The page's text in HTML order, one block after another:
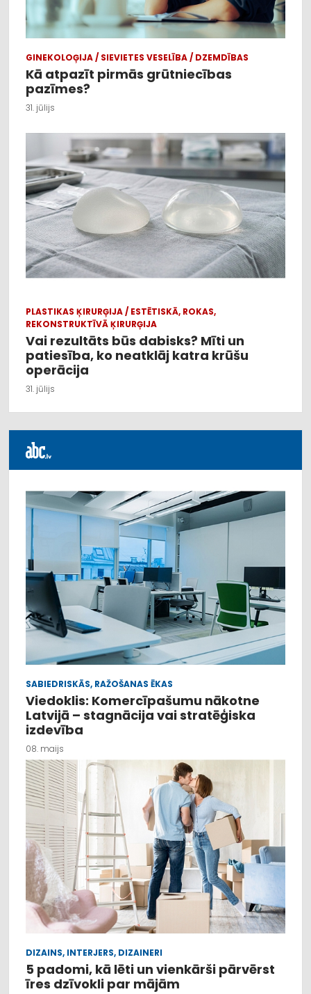
GINEKOLOĢIJA / SIEVIETES VESELĪBA / DZEMDĪBAS
Kā atpazīt pirmās grūtniecības
pazīmes?
31. jūlijs
PLASTIKAS ĶIRURĢIJA / ESTĒTISKĀ, ROKAS,
REKONSTRUKTĪVĀ ĶIRURĢIJA
Vai rezultāts būs dabisks? Mīti un
patiesība, ko neatklāj katra krūšu
operācija
31. jūlijs
SABIEDRISKĀS, RAŽOŠANAS ĒKAS
Viedoklis: Komercīpašumu nākotne
Latvijā – stagnācija vai stratēģiska
izdevība
08. maijs
DIZAINS, INTERJERS, DIZAINERI
5 padomi, kā lēti un vienkārši pārvērst
īres dzīvokli par mājām